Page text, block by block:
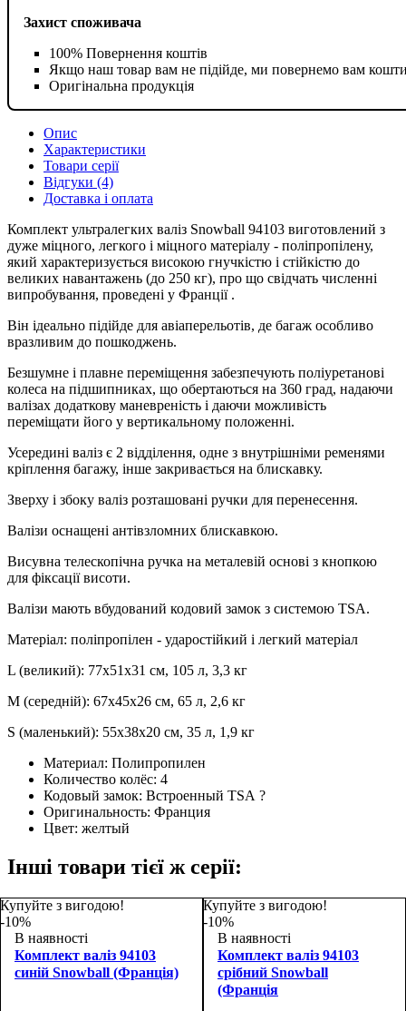
Захист споживача
100% Повернення коштів
Якщо наш товар вам не підійде, ми повернемо вам
Оригінальна продукція
Опис
Характеристики
Товари серії
Відгуки (4)
Доставка і оплата
Комплект ультралегких валіз Snowball 94103 виготовлений з
дуже міцного, легкого і міцного матеріалу - поліпропілену,
який характеризується високою гнучкістю і стійкістю до
великих навантажень (до 250 кг), про що свідчать численні
випробування, проведені у Франції .
Він ідеально підійде для авіаперельотів, де багаж особливо
вразливим до пошкоджень.
Безшумне і плавне переміщення забезпечують поліуретанові
колеса на підшипниках, що обертаються на 360 град, надаючи
валізах додаткову маневреність і даючи можливість
переміщати його у вертикальному положенні.
Усередині валіз є 2 відділення, одне з внутрішніми ременями
кріплення багажу, інше закривається на блискавку.
Зверху і збоку валіз розташовані ручки для перенесення.
Валізи оснащені антівзломних блискавкою.
Висувна телескопічна ручка на металевій основі з кнопкою
для фіксації висоти.
Валізи мають вбудований кодовий замок з системою TSA.
Матеріал: поліпропілен - ударостійкий і легкий матеріал
L (великий): 77х51х31 см, 105 л, 3,3 кг
M (середній): 67х45х26 см, 65 л, 2,6 кг
S (маленький): 55х38х20 см, 35 ​​л, 1,9 кг
Материал: Полипропилен
Количество колёс: 4
Кодовый замок: Встроенный TSA ?
Оригинальность: Франция
Цвет: желтый
Інші товари тієї ж серії:
Купуйте з вигодою!
-10%
В наявності
Комплект валіз 94103
синій Snowball (Франція)
Купуйте з вигодою!
-10%
В наявності
Комплект валіз 94103
срібний Snowball
(Франція